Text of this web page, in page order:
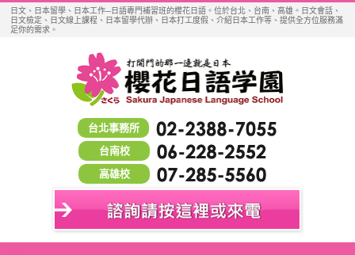
日文、日本留學、日本工作─日語專門補習班的櫻花日語。位於台北、台南、高雄。日文會話、
日文檢定、日文線上課程、日本留學代辦、日本打工度假、介紹日本工作等、提供全方位服務滿
足你的需求。
台北事務所
台南校
高雄校